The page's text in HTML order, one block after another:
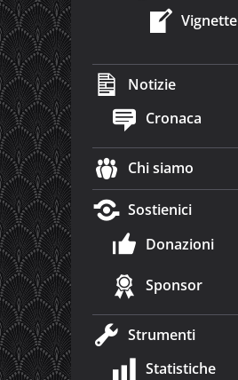
Vignette
Notizie
Cronaca
Chi siamo
Sostienici
Donazioni
Sponsor
Strumenti
Statistiche